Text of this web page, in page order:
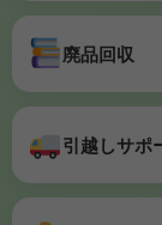
廃品回収
引越しサポ